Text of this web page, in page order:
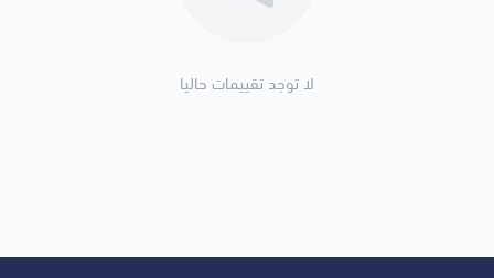
لا توجد تقييمات حاليا